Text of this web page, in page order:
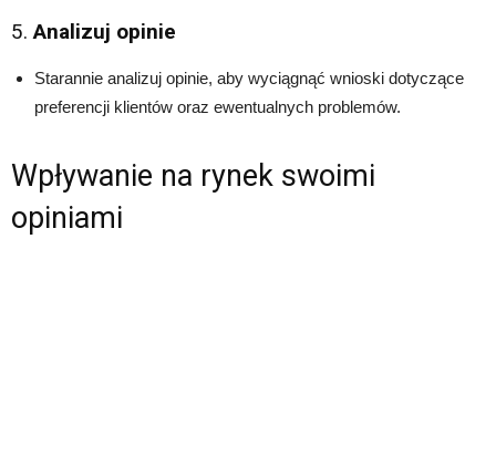
5.Analizuj opinie
Starannie analizuj opinie, aby wyciągnąć wnioski dotyczące
preferencji klientów oraz ewentualnych problemów.
Wpływanie na rynek swoimi
opiniami